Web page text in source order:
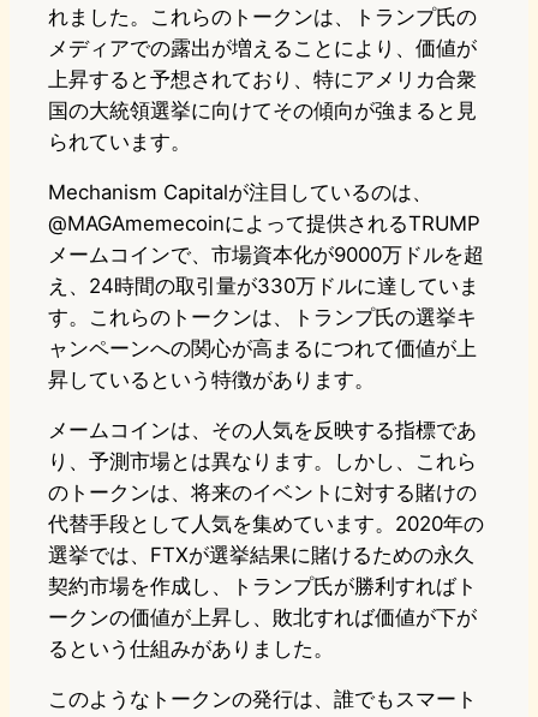
れました。これらのトークンは、トランプ氏の
メディアでの露出が増えることにより、価値が
上昇すると予想されており、特にアメリカ合衆
国の大統領選挙に向けてその傾向が強まると見
られています。
Mechanism Capitalが注目しているのは、
@MAGAmemecoinによって提供されるTRUMP
メームコインで、市場資本化が9000万ドルを超
え、24時間の取引量が330万ドルに達していま
す。これらのトークンは、トランプ氏の選挙キ
ャンペーンへの関心が高まるにつれて価値が上
昇しているという特徴があります。
メームコインは、その人気を反映する指標であ
り、予測市場とは異なります。しかし、これら
のトークンは、将来のイベントに対する賭けの
代替手段として人気を集めています。2020年の
選挙では、FTXが選挙結果に賭けるための永久
契約市場を作成し、トランプ氏が勝利すればト
ークンの価値が上昇し、敗北すれば価値が下が
るという仕組みがありました。
このようなトークンの発行は、誰でもスマート